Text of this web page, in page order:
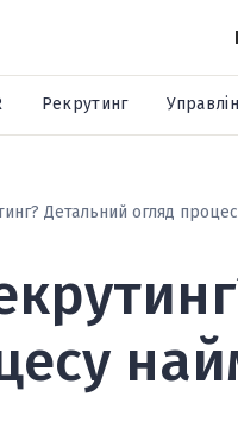
Рекрутинг
Детальний огляд